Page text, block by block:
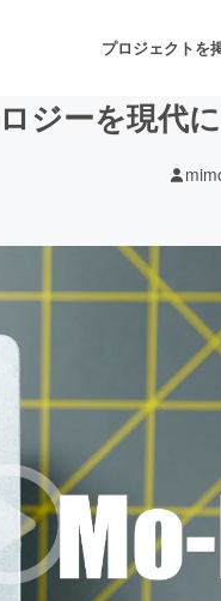
プロジェクトを
音楽
ゲーム・サービス
書籍・雑誌出版
チャレンジ
ジーを現代